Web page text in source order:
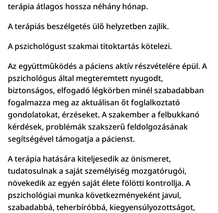
terápia átlagos hossza néhány hónap.
A terápiás beszélgetés ülő helyzetben zajlik.
A pszichológust szakmai titoktartás kötelezi.
Az együttműködés a páciens aktív részvételére épül. A
pszichológus által megteremtett nyugodt,
biztonságos, elfogadó légkörben minél szabadabban
fogalmazza meg az aktuálisan őt foglalkoztató
gondolatokat, érzéseket. A szakember a felbukkanó
kérdések, problémák szakszerű feldolgozásának
segítségével támogatja a pácienst.
A terápia hatására kiteljesedik az önismeret,
tudatosulnak a saját személyiség mozgatórugói,
növekedik az egyén saját élete fölötti kontrollja. A
pszichológiai munka következményeként javul,
szabadabbá, teherbíróbbá, kiegyensúlyozottságot,